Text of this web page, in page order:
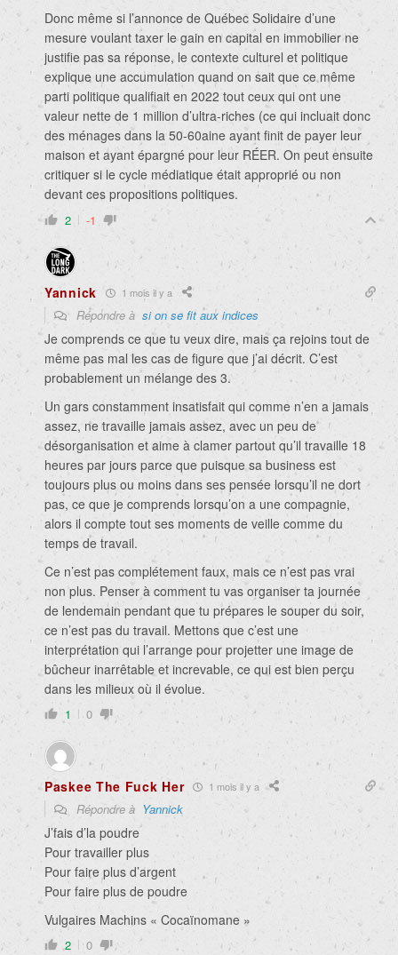
Donc même si l’annonce de Québec Solidaire d’une
mesure voulant taxer le gain en capital en immobilier ne
justifie pas sa réponse, le contexte culturel et politique
explique une accumulation quand on sait que ce même
parti politique qualifiait en 2022 tout ceux qui ont une
valeur nette de 1 million d’ultra-riches (ce qui incluait donc
des ménages dans la 50-60aine ayant finit de payer leur
maison et ayant épargné pour leur RÉER. On peut ensuite
critiquer si le cycle médiatique était approprié ou non
devant ces propositions politiques.
2 -1
Yannick 1 mois il y a
Répondre à si on se fit aux indices
Je comprends ce que tu veux dire, mais ça rejoins tout de
même pas mal les cas de figure que j’ai décrit. C’est
probablement un mélange des 3.
Un gars constamment insatisfait qui comme n’en a jamais
assez, ne travaille jamais assez, avec un peu de
désorganisation et aime à clamer partout qu’il travaille 18
heures par jours parce que puisque sa business est
toujours plus ou moins dans ses pensée lorsqu’il ne dort
pas, ce que je comprends lorsqu’on a une compagnie,
alors il compte tout ses moments de veille comme du
temps de travail.
Ce n’est pas complétement faux, mais ce n’est pas vrai
non plus. Penser à comment tu vas organiser ta journée
de lendemain pendant que tu prépares le souper du soir,
ce n’est pas du travail. Mettons que c’est une
interprétation qui l’arrange pour projetter une image de
bûcheur inarrêtable et increvable, ce qui est bien perçu
dans les milieux où il évolue.
1 0
Paskee The Fuck Her 1 mois il y a
Répondre à Yannick
J’fais d’la poudre
Pour travailler plus
Pour faire plus d’argent
Pour faire plus de poudre
Vulgaires Machins « Cocaïnomane »
2 0